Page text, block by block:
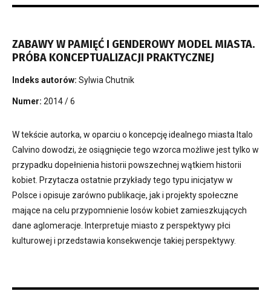
ZABAWY W PAMIĘĆ I GENDEROWY MODEL MIASTA.
PRÓBA KONCEPTUALIZACJI PRAKTYCZNEJ
Indeks autorów: Sylwia Chutnik
Numer: 2014 / 6
W tekście autorka, w oparciu o koncepcję idealnego miasta Italo
Calvino dowodzi, że osiągnięcie tego wzorca możliwe jest tylko w
przypadku dopełnienia historii powszechnej wątkiem historii
kobiet. Przytacza ostatnie przykłady tego typu inicjatyw w
Polsce i opisuje zarówno publikacje, jak i projekty społeczne
mające na celu przypomnienie losów kobiet zamieszkujących
dane aglomeracje. Interpretuje miasto z perspektywy płci
kulturowej i przedstawia konsekwencje takiej perspektywy.